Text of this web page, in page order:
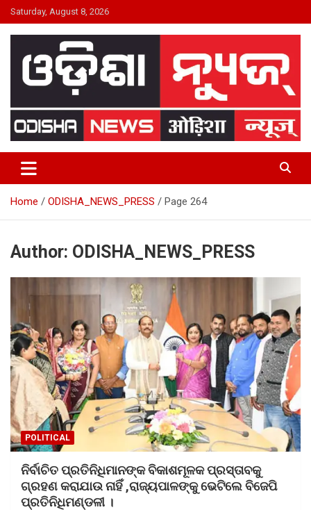
Skip
to
content
Saturday, August 8, 2026
ODISHA NEWS
Home ODISHA_NEWS_PRESS Page 264
Author: ODISHA_NEWS_PRESS
POLITICAL
ନିର୍ବାଚିତ ପ୍ରତିନିଧିମାନଙ୍କ ବିକାଶମୂଳକ ପ୍ରସ୍ତାବକୁ
ଗ୍ରହଣ କରାଯାଉ ନାହିଁ ,ରାଜ୍ୟପାଳଙ୍କୁ ଭେଟିଲେ ବିଜେପି
ପ୍ରତିନିଧିମଣ୍ଡଳୀ ।